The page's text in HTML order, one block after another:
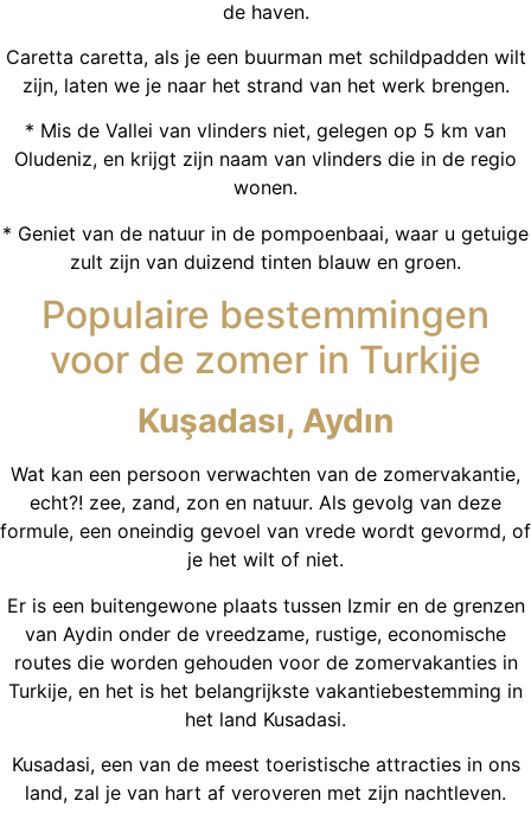
de haven.
Caretta caretta, als je een buurman met schildpadden wilt
zijn, laten we je naar het strand van het werk brengen.
* Mis de Vallei van vlinders niet, gelegen op 5 km van
Oludeniz, en krijgt zijn naam van vlinders die in de regio
wonen.
* Geniet van de natuur in de pompoenbaai, waar u getuige
zult zijn van duizend tinten blauw en groen.
Populaire bestemmingen
voor de zomer in Turkije
Kuşadası, Aydın
Wat kan een persoon verwachten van de zomervakantie,
echt?! zee, zand, zon en natuur. Als gevolg van deze
formule, een oneindig gevoel van vrede wordt gevormd, of
je het wilt of niet.
Er is een buitengewone plaats tussen Izmir en de grenzen
van Aydin onder de vreedzame, rustige, economische
routes die worden gehouden voor de zomervakanties in
Turkije, en het is het belangrijkste vakantiebestemming in
het land Kusadasi.
Kusadasi, een van de meest toeristische attracties in ons
land, zal je van hart af veroveren met zijn nachtleven.